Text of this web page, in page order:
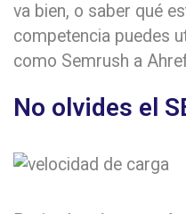
va bien, o saber qué
competencia puedes
como Semrush a
No olvides el